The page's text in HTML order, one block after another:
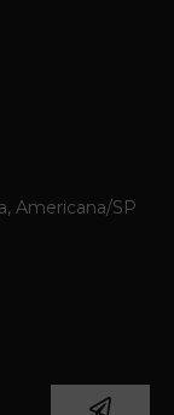
Americana/SP